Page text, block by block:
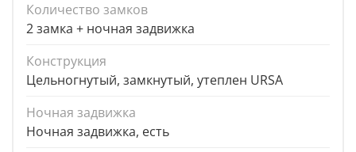
Количество замков
2 замка + ночная задвижка
Конструкция
Цельногнутый, замкнутый, утеплен URSA
Ночная задвижка
Ночная задвижка, есть